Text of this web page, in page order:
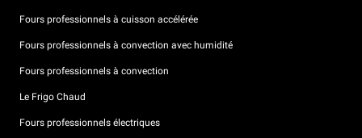
Fours professionnels à cuisson accélérée
Fours professionnels à convection avec humidité
Fours professionnels à convection
Le Frigo Chaud
Fours professionnels électriques